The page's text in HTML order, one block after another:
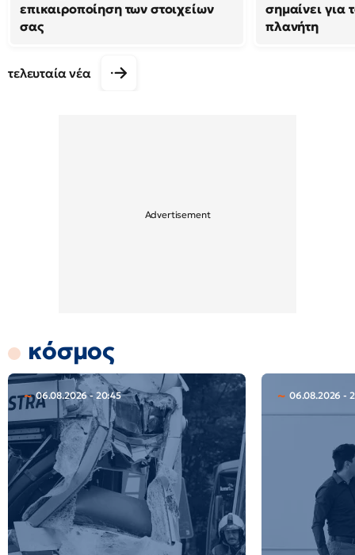
επικαιροποίηση των στοιχείων
σας
σημαίνει για
πλανήτη
τελευταία νέα
κόσμος
06.08.2026 - 20:45 06.08.2026 -